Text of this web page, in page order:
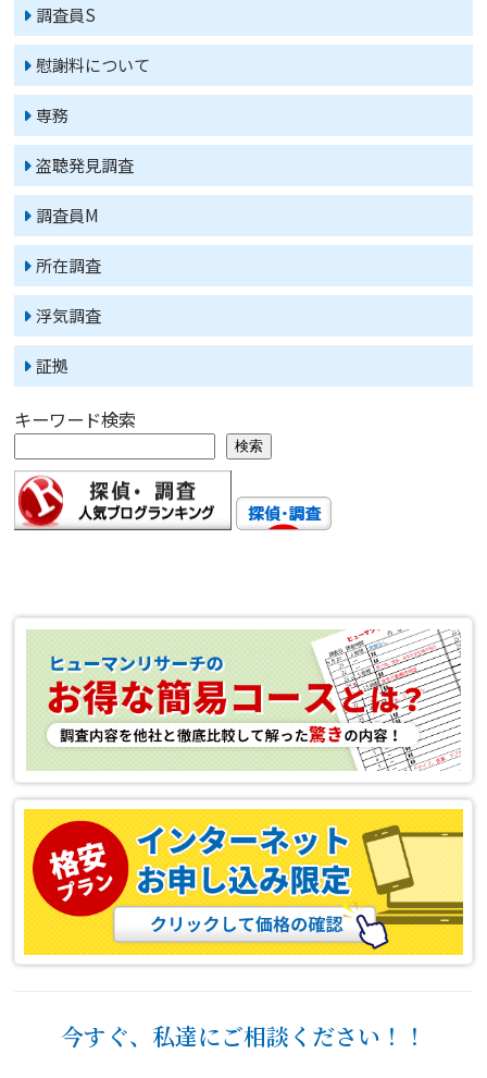
調査員S
慰謝料について
専務
盗聴発見調査
調査員M
所在調査
浮気調査
証拠
キーワード検索
検索
今すぐ、私達にご相談ください！！